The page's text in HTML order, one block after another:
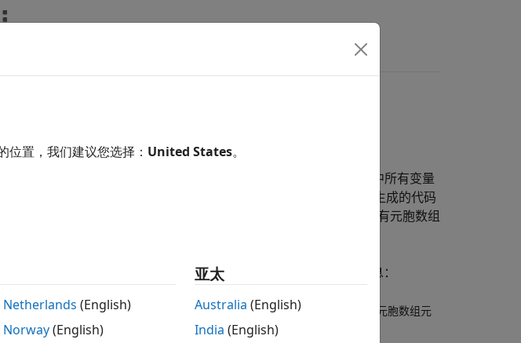
是静态定型的。这意味着代码生成器必须能够确定 MATLAB 代码中所有变量
函数创建元胞数组时，元胞数组元素的大小和类型在生成的代码
函数创建的所有元胞数组
所有元胞数组的所有元素的类型，您将看到包含以下句子的错误消息：
must be fully defined before use.（对于代码生成，所有元胞数组元
置，我们建议您选择： United States。
Netherlands (English)
Norway(English)
亚太
Australia (English)
India (English)